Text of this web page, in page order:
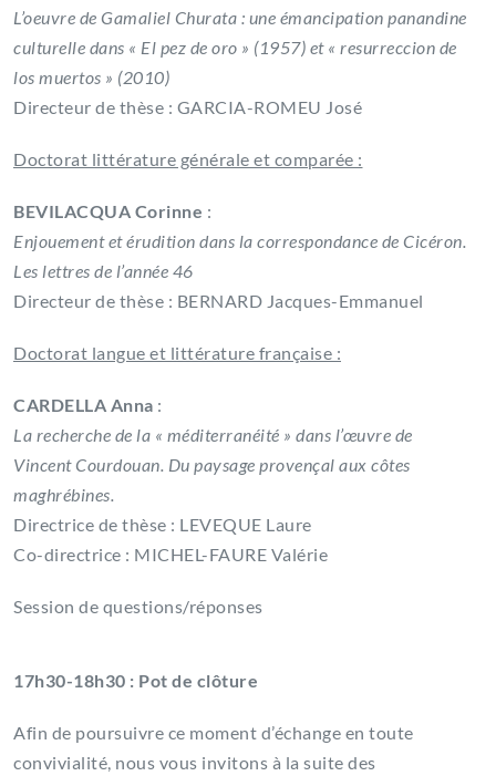
L’oeuvre de Gamaliel Churata : une émancipation panandine
culturelle dans « El pez de oro » (1957) et « resurreccion de
los muertos » (2010)
Directeur de thèse : GARCIA-ROMEU José
Doctorat littérature générale et comparée :
BEVILACQUA Corinne :
Enjouement et érudition dans la correspondance de Cicéron.
Les lettres de l’année 46
Directeur de thèse : BERNARD Jacques-Emmanuel
Doctorat langue et littérature française :
CARDELLA Anna :
La recherche de la « méditerranéité » dans l’œuvre de
Vincent Courdouan. Du paysage provençal aux côtes
maghrébines.
Directrice de thèse : LEVEQUE Laure
Co-directrice : MICHEL-FAURE Valérie
Session de questions/réponses
17h30-18h30 : Pot de clôture
Afin de poursuivre ce moment d’échange en toute
convivialité, nous vous invitons à la suite des